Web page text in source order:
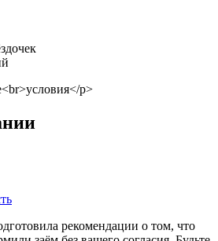
рекомендации о том, что